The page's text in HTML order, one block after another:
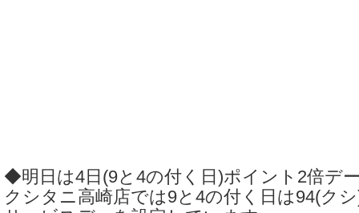
◆明日は4日(9と4の付く日)ポイント2倍デ
クシタニ高崎店では9と4の付く日は94(ク